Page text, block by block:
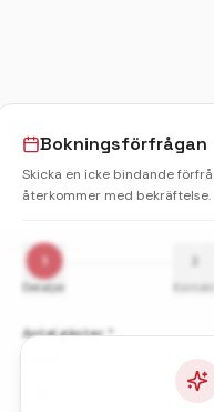
Bokningsförfrågan
Skicka en icke bindande
återkommer med bekräftelse.
1
Detaljer Kontakt
Antal gäster *